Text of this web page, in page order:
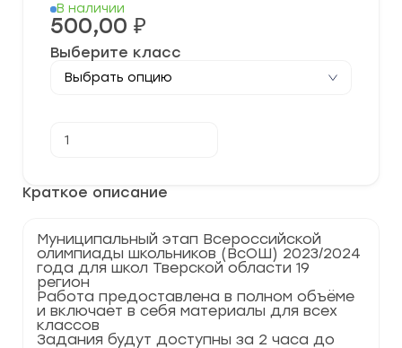
Краткое описание
Муниципальный этап Всероссийской
олимпиады школьников (ВсОШ) 2023/2024
года для школ Тверской области 19
регион
Работа предоставлена в полном объёме
и включает в себя материалы для всех
классов
Задания будут доступны за 2 часа до
В наличии
500,00 ₽
Выберите класс
товара
этап
по
2024
г.
Тверская
область
69
регион